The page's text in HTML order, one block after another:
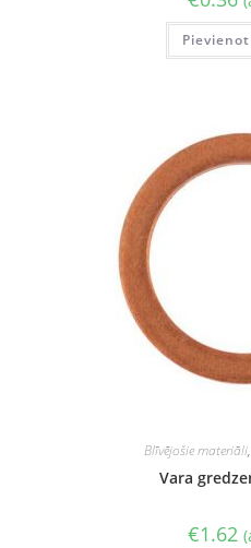
Blīvējošie materiāli,
Vara
€1.62